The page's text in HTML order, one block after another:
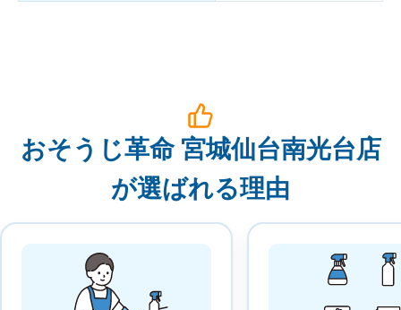
おそうじ革命 宮城仙台南光台店
が選ばれる理由